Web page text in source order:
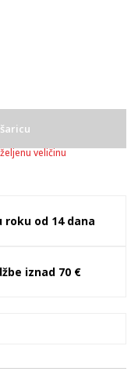
veličinu
od 14 dana
iznad 70 €